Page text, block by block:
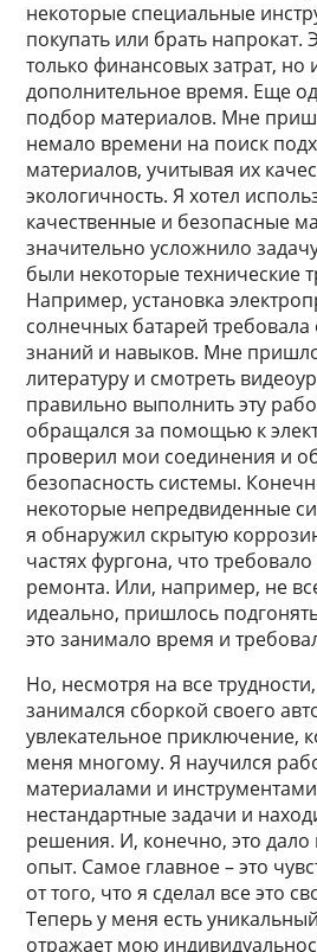
некоторые специальные
покупать или брать напрокат.
только финансовых затрат, но
дополнительное время. Еще
подбор материалов. Мне
немало времени на поиск
материалов, учитывая их
экологичность. Я хотел
качественные и безопасные
значительно усложнило
были некоторые технические
Например, установка
солнечных батарей
знаний и навыков. Мне
литературу и смотреть
правильно выполнить эту
обращался за помощью к
проверил мои соединения и
безопасность системы.
некоторые непредвиденные
я обнаружил скрытую
частях фургона, что
ремонта. Или, например, не
идеально, пришлось
это занимало время и
Но, несмотря на все
занимался сборкой своего
увлекательное приключение,
меня многому. Я научился
материалами и
нестандартные задачи и
решения. И, конечно, это
опыт. Самое главное – это
от того, что я сделал все это
Теперь у меня есть
отражает мою